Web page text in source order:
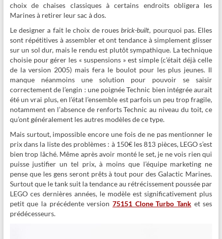
choix de chaises classiques à certains endroits obligera les
Marines à retirer leur sac à dos.
Le designer a fait le choix de rouesbrick-built, pourquoi pas. Elles
sont répétitives à assembler et ont tendance à simplement glisser
sur un sol dur, mais le rendu est plutôt sympathique. La technique
choisie pour gérer les « suspensions » est simple (c’était déjà celle
de la version 2005) mais fera le boulot pour les plus jeunes. Il
manque néanmoins une solution pour pouvoir se saisir
correctement de l’engin : une poignée Technic bien intégrée aurait
été un vrai plus, en l’état l’ensemble est parfois un peu trop fragile,
notamment en l’absence de renforts Technic au niveau du toit, ce
qu’ont généralement les autres modèles de ce type.
Mais surtout, impossible encore une fois de ne pas mentionner le
prix dans la liste des problèmes : à 150€ les 813 pièces, LEGO s’est
bien trop lâché. Même après avoir monté le set, je ne vois rien qui
puisse justifier un tel prix, à moins que l’équipe marketing ne
pense que les gens seront prêts à tout pour des Galactic Marines.
Surtout que le tank suit la tendance au rétrécissement poussée par
LEGO ces dernières années, le modèle est significativement plus
petit que la précédente version 75151 Clone Turbo Tanket ses
prédécesseurs.